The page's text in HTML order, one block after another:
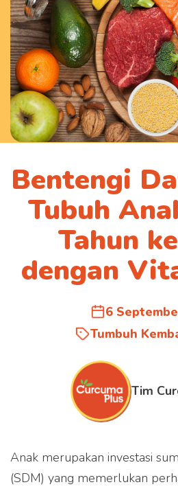
Bentengi
Tubuh
Tahun
dengan
6
Tumbuh
Tim
Anak merupakan investasi
(SDM) yang memerlukan